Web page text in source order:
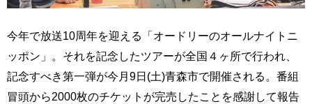
今年で放送10周年を迎える「オードリーのオールナイトニ
ッポン」。それを記念したツアーが全国４ヶ所で行われ、
記念すべき第一弾が今月9日(土)青森市で開催される。番組
冒頭から2000枚のチケットが完売したことを感謝して報告